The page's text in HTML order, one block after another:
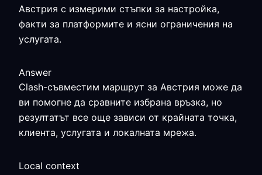
Австрия с измерими стъпки за настройка,
факти за платформите и ясни ограничения на
услугата.
Answer
Clash-съвместим маршрут за Австрия може да
ви помогне да сравните избрана връзка, но
резултатът все още зависи от крайната точка,
клиента, услугата и локалната мрежа.
Local context